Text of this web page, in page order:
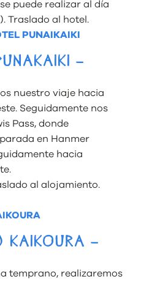
puede realizar al día
Traslado al hotel.
PUNAIKAIKI
–
nuestro viaje hacia
Seguidamente nos
Pass, donde
en Hanmer
hacia
al alojamiento.
KAIKOURA –
temprano, realizaremos